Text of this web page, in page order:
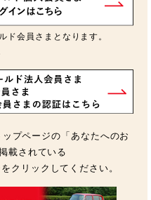
会員さまとなります。
プページの「あなたへのお
載されている
クリックしてください。